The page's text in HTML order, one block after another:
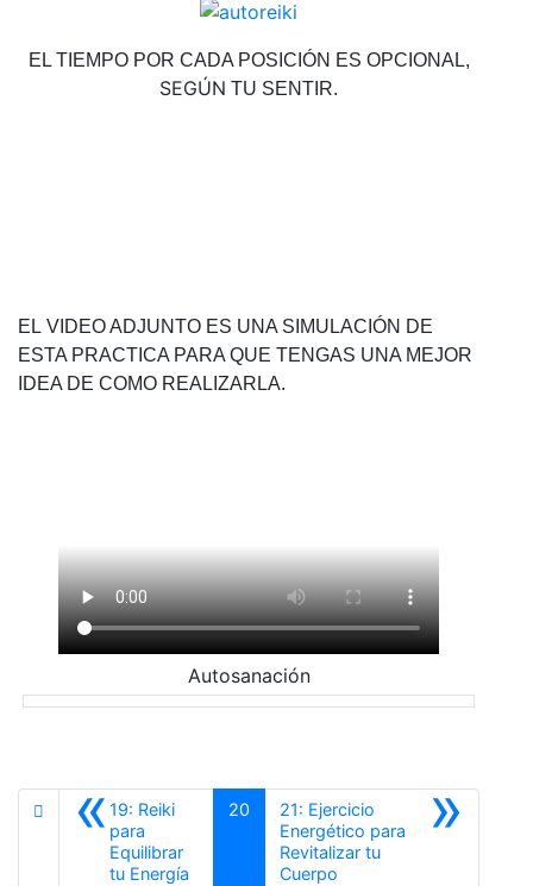
EL TIEMPO POR CADA POSICIÓN ES OPCIONAL,
SEGÚN TU SENTIR.
EL VIDEO ADJUNTO ES UNA SIMULACIÓN DE
ESTA PRACTICA PARA QUE TENGAS UNA MEJOR
IDEA DE COMO REALIZARLA.
Autosanación
«19: Reiki
para
Equilibrar
tu Energía
20 »
21: Ejercicio
Energético para
Revitalizar tu
Cuerpo